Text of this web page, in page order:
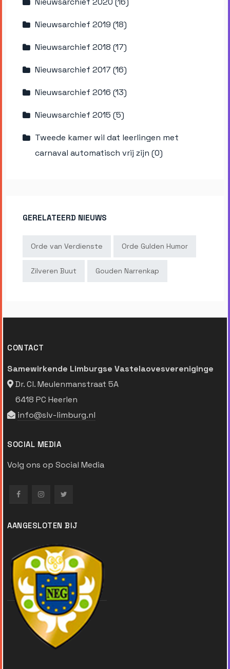
Nieuwsarchief 2019 (18)
Nieuwsarchief 2018 (17)
Nieuwsarchief 2017 (16)
Nieuwsarchief 2016 (13)
Nieuwsarchief 2015 (5)
Tweede kamer wil dat leerlingen met
carnaval automatisch vrij zijn (0)
GERELATEERD NIEUWS
Orde van Verdienste Orde Gulden Humor
Zilveren Buut Gouden Narrenkap
CONTACT
Samewirkende Limburgse Vastelaovesvereniginge
Dr. Cl. Meulenmanstraat 5A
6418 PC Heerlen
info@slv-limburg.nl
SOCIAL MEDIA
Volg ons op Social Media
AANGESLOTEN BIJ